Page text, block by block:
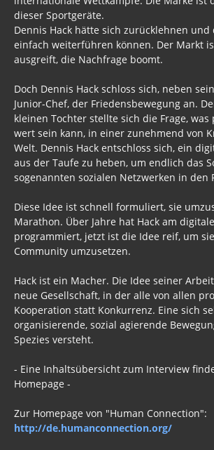
dieser Sportgeräte.
Dennis Hack hätte sich zurücklehnen
einfach weiterführen können. Der Markt
ausgreift, die Nachfrage boomt.
Doch Dennis Hack schloss sich, neben
Junior-Chef, der Friedensbewegung an.
kleinen Tochter stellte sich die Frage,
wert sein kann, in einer zunehmend von
Welt. Dennis Hack entschloss sich, ein
aus der Taufe zu heben, um endlich das
sogenannten sozialen Netzwerken in den
Diese Idee ist schnell formuliert, sie
Marathon. Über Jahre hat Hack am
programmiert, jetzt ist die Idee reif, um
Community umzusetzen.
Hack ist ein Macher. Die Idee seiner
neue Gesellschaft, in der alle von allen
Kooperation statt Konkurrenz. Eine sich
organisierende, sozial agierende
Spezies versteht.
- Eine Inhaltsübersicht zum Interview
Homepage -
Zur Homepage von "Human Connection":
http://de.humanconnection.org/